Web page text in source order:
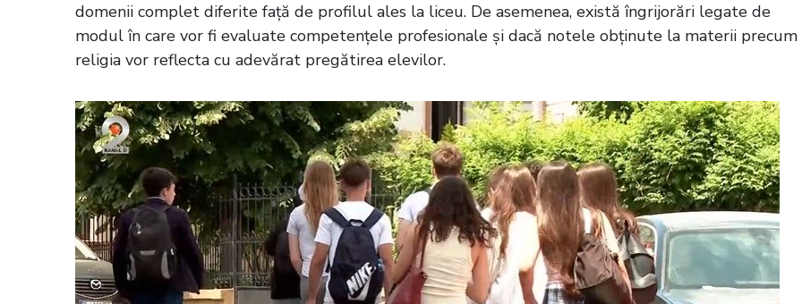
domenii complet diferite față de profilul ales la liceu. De asemenea, există îngrijorări legate de
modul în care vor fi evaluate competențele profesionale și dacă notele obținute la materii precum
religia vor reflecta cu adevărat pregătirea elevilor.